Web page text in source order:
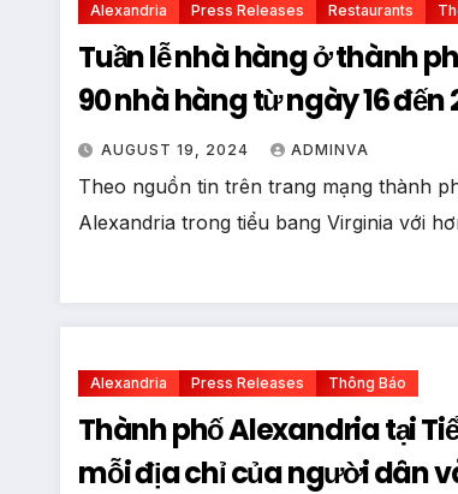
Alexandria Press Releases Restaurants
Tuần lễ nhà hàng ở thành
90 nhà hàng từ ngày 16
AUGUST 19, 2024 ADMINVA
Theo nguồn tin trên trang mạng thành
Alexandria trong tiểu bang Virginia với
Alexandria Press Releases Thông Báo
Thành phố Alexandria tại
mỗi địa chỉ của người dân